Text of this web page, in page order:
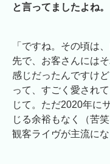
と言ってましたよね。
「ですね。その頃は
先で、お客さんには
感じだったんですけ
って、すごく愛され
じて。ただ2020年に
じる余裕もなく（苦
観客ライヴが主流にな